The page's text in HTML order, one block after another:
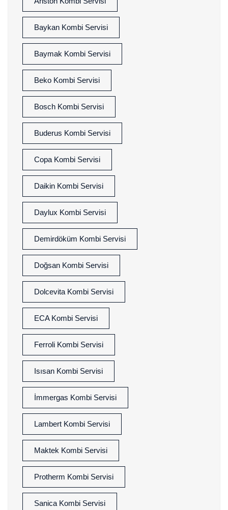
Baykan Kombi Servisi
Baymak Kombi Servisi
Beko Kombi Servisi
Bosch Kombi Servisi
Buderus Kombi Servisi
Copa Kombi Servisi
Daikin Kombi Servisi
Daylux Kombi Servisi
Demirdöküm Kombi Servisi
Doğsan Kombi Servisi
Dolcevita Kombi Servisi
ECA Kombi Servisi
Ferroli Kombi Servisi
Isısan Kombi Servisi
İmmergas Kombi Servisi
Lambert Kombi Servisi
Maktek Kombi Servisi
Protherm Kombi Servisi
Sanica Kombi Servisi